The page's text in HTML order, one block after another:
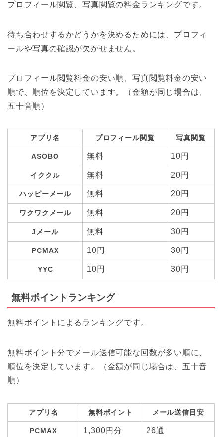
プロフィール閲覧、写真閲覧の料金ランキングです。
待ち合わせするかどうかを決めるためには、プロフィ
ールや写真の確認が欠かせません。
プロフィール閲覧料金の安い順、写真閲覧料金の安い
順で、順位を決定しています。（金額が同じ場合は、
五十音順）
アプリ名 プロフィール閲覧 写真閲覧
ASOBO 無料 10円
イククル 無料 20円
ハッピーメール 無料 20円
ワクワクメール 無料 20円
Jメール 無料 30円
PCMAX 10円 30円
YYC 10円 30円
無料ポイントランキング
無料ポイントによるランキングです。
無料ポイント分でメール送信可能な回数が多い順に、
順位を決定しています。（金額が同じ場合は、五十音
順）
アプリ名 無料ポイント メール送信目安
PCMAX 1,300円分 26通